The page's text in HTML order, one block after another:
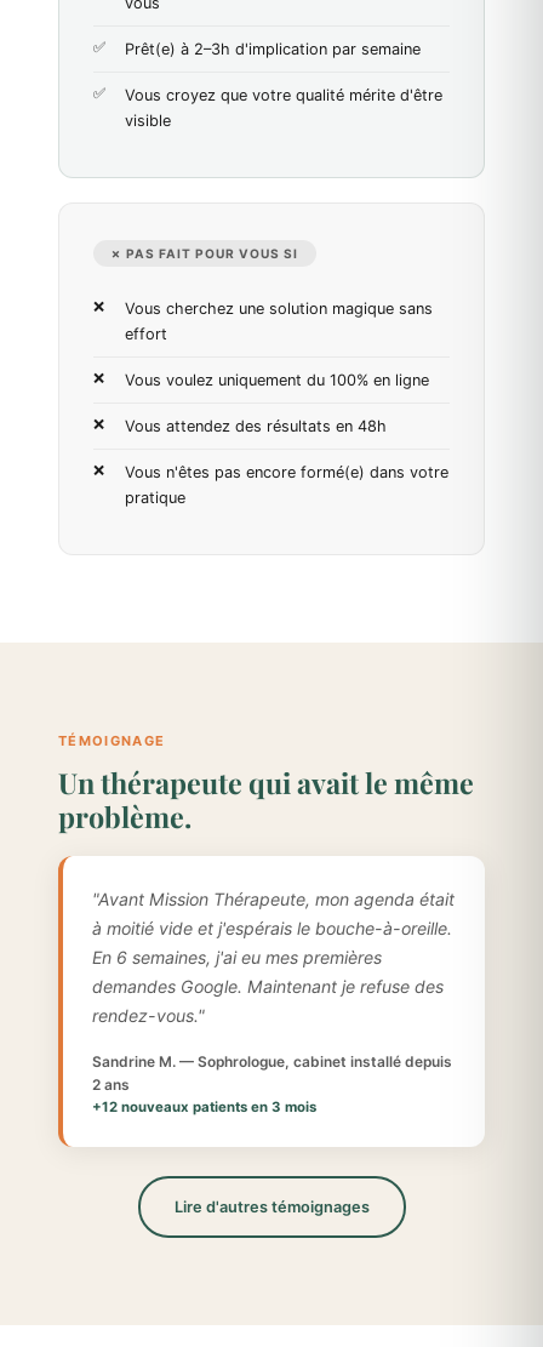
Prêt(e) à 2–3h d'implication par semaine
Vous croyez que votre qualité mérite d'être
visible
✗ PAS FAIT POUR VOUS SI
Vous cherchez une solution magique sans
effort
Vous voulez uniquement du 100% en ligne
Vous attendez des résultats en 48h
Vous n'êtes pas encore formé(e) dans votre
pratique
TÉMOIGNAGE
Un thérapeute qui avait le même
problème.
"Avant Mission Thérapeute, mon agenda était
à moitié vide et j'espérais le bouche-à-oreille.
En 6 semaines, j'ai eu mes premières
demandes Google. Maintenant je refuse des
rendez-vous."
Sandrine M. — Sophrologue, cabinet installé depuis
2 ans
+12 nouveaux patients en 3 mois
Lire d'autres témoignages